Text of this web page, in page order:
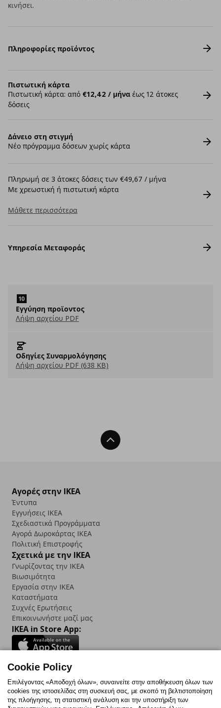
κινήσει.
Πληροφορίες προϊόντος
Πιστωτική κάρτα
Πιστωτική κάρτα: από €12,42 / μήνα έως 12 άτοκες
δόσεις
Δάνειο στη στιγμή
Νέο πρόγραμμα δόσεων χωρίς κάρτα
Πληρωμή σε 3 άτοκες δόσεις των €49,67 / μήνα
Με χρεωστική ή πιστωτική κάρτα
Μάθετε περισσότερα
Υπηρεσία Μεταφοράς
Εγγύηση προϊοντος
Λήψη αρχείου PDF
Οδηγίες Συναρμολόγησης
Λήψη αρχείου PDF (638 KB)
Back To Top
Αγορές στην IKEA
Έντυπα
Εγγυήσεις IKEA
Σχεδιαστικά Προγράμματα
Αγορά Δωρoκάρτας IKEA
Πολιτική Επιστροφής
Σχετικά με την IKEA
Γνωρίζοντας την IKEA
Βιωσιμότητα
Εργασία στην IKEA
Καταστήματα
Συχνές Ερωτήσεις
Επικοινωνήστε μαζί μας
IKEA in Store App:
Follow us:
FacebookInstagram
TikTokYoutubePinterestTwitter
Cookie Policy
Επιλέγοντας «Αποδοχή όλων», συναινείτε στην αποθήκευση όλων των
cookies της ιστοσελίδας στη συσκευή σας, με σκοπό τη βελτιστοποίηση
της πλοήγησης, τη στατιστική ανάλυση και την υποστήριξη των